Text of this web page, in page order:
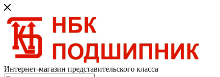
Интернет-магазин представительского класса